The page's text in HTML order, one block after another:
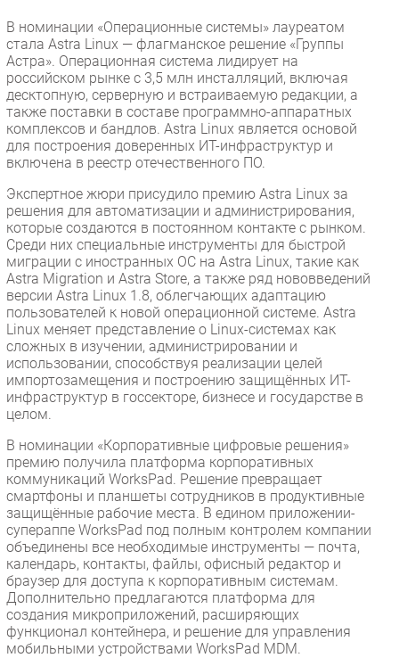
Новости
Аналитика
Интервью
Мероприятия
Проекты
IT класс
Каталог компаний
В номинации «Операционные системы» лауреатом
стала Astra Linux — флагманское решение «Группы
Астра». Операционная система лидирует на
российском рынке с 3,5 млн инсталляций, включая
десктопную, серверную и встраиваемую редакции, а
также поставки в составе программно-аппаратных
комплексов и бандлов. Astra Linux является основой
для построения доверенных ИТ-инфраструктур и
включена в реестр отечественного ПО.
Экспертное жюри присудило премию Astra Linux за
решения для автоматизации и администрирования,
которые создаются в постоянном контакте с рынком.
Среди них специальные инструменты для быстрой
миграции с иностранных ОС на Astra Linux, такие как
Astra Migration и Astra Store, а также ряд нововведений
версии Astra Linux 1.8, облегчающих адаптацию
пользователей к новой операционной системе. Astra
Linux меняет представление о Linux-системах как
сложных в изучении, администрировании и
использовании, способствуя реализации целей
импортозамещения и построению защищённых ИТ-
инфраструктур в госсекторе, бизнесе и государстве в
целом.
В номинации «Корпоративные цифровые решения»
премию получила платформа корпоративных
коммуникаций WorksPad. Решение превращает
смартфоны и планшеты сотрудников в продуктивные
защищённые рабочие места. В едином приложении-
супераппе WorksPad под полным контролем компании
объединены все необходимые инструменты — почта,
календарь, контакты, файлы, офисный редактор и
браузер для доступа к корпоративным системам.
Дополнительно предлагаются платформа для
создания микроприложений, расширяющих
функционал контейнера, и решение для управления
мобильными устройствами WorksPad MDM.